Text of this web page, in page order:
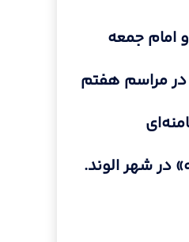
امام جمعه
در مراسم هفتم
در شهر الوند.